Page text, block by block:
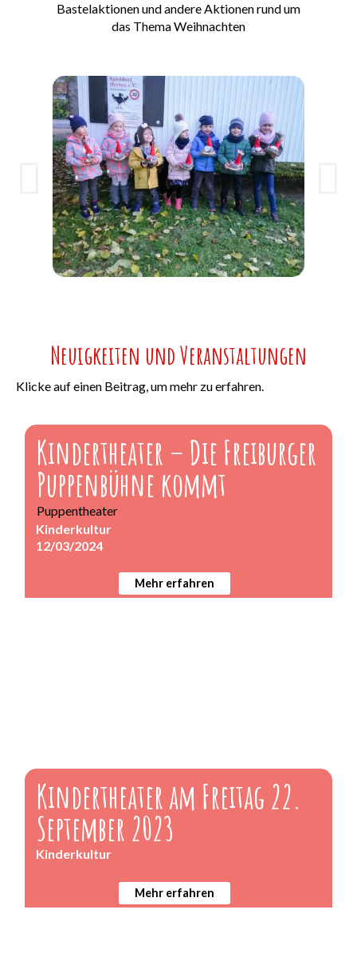
Bastelaktionen und andere Aktionen rund um
das Thema Weihnachten
Neuigkeiten und Veranstaltungen
Klicke auf einen Beitrag, um mehr zu erfahren.
Kindertheater – Die Freiburger
Puppenbühne kommt
Puppentheater
Kinderkultur
12/03/2024
Mehr erfahren
Kindertheater am Freitag 22.
September 2023
Kinderkultur
Mehr erfahren